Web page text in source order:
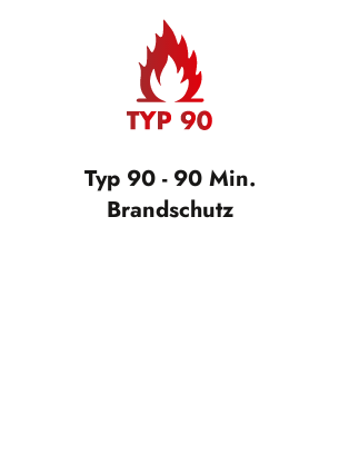
Typ 90 - 90 Min.
Brandschutz